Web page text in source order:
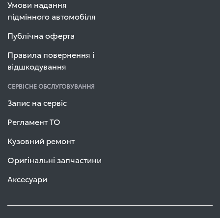
Умови надання
підмінного автомобіля
Публічна оферта
Правила повернення і
відшкодування
СЕРВІСНЕ ОБСЛУГОВУВАННЯ
Запис на сервіс
Регламент ТО
Кузовний ремонт
Оригінальні запчастини
Аксесуари